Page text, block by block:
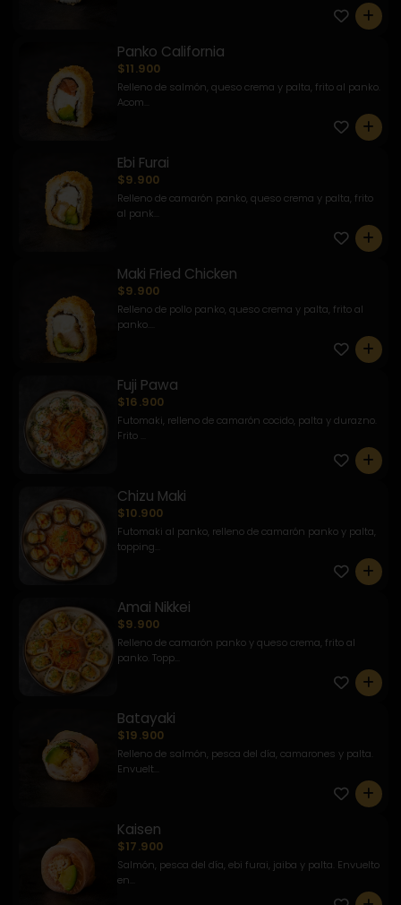
0
Panko California
$11.900
Relleno de salmón, queso crema y palta, frito al panko.
Acom...
0
Ebi Furai
$9.900
Relleno de camarón panko, queso crema y palta, frito
al pank...
0
Maki Fried Chicken
$9.900
Relleno de pollo panko, queso crema y palta, frito al
panko....
0
Fuji Pawa
$16.900
Futomaki, relleno de camarón cocido, palta y durazno.
Frito ...
0
Chizu Maki
$10.900
Futomaki al panko, relleno de camarón panko y palta,
topping...
0
Amai Nikkei
$9.900
Relleno de camarón panko y queso crema, frito al
panko. Topp...
0
Batayaki
$19.900
Relleno de salmón, pesca del día, camarones y palta.
Envuelt...
0
Kaisen
$17.900
Salmón, pesca del día, ebi furai, jaiba y palta. Envuelto
en...